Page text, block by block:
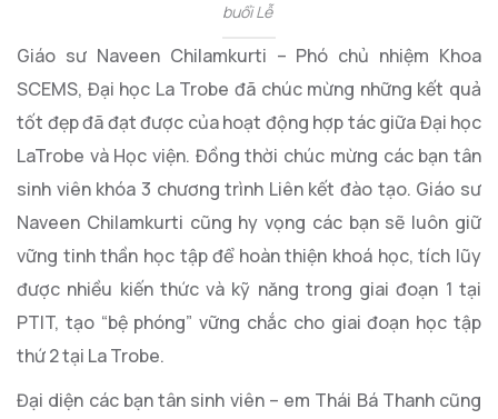
buổi Lễ
Giáo sư Naveen Chilamkurti – Phó chủ nhiệm Khoa
SCEMS, Đại học La Trobe đã chúc mừng những kết quả
tốt đẹp đã đạt được của hoạt động hợp tác giữa Đại học
LaTrobe và Học viện. Đồng thời chúc mừng các bạn tân
sinh viên khóa 3 chương trình Liên kết đào tạo. Giáo sư
Naveen Chilamkurti cũng hy vọng các bạn sẽ luôn giữ
vững tinh thần học tập để hoàn thiện khoá học, tích lũy
được nhiều kiến thức và kỹ năng trong giai đoạn 1 tại
PTIT, tạo “bệ phóng” vững chắc cho giai đoạn học tập
thứ 2 tại La Trobe.
Đại diện các bạn tân sinh viên – em Thái Bá Thanh cũng